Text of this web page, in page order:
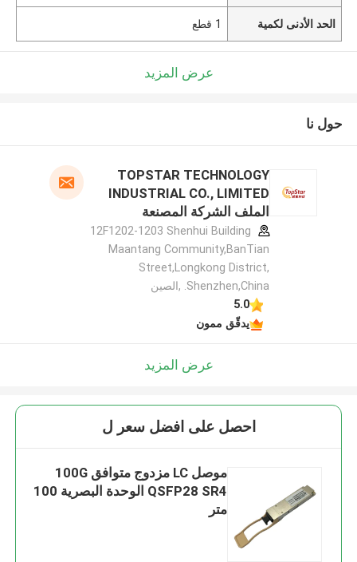
الحد الأدنى لكمية 1 قطع
عرض المزيد
حول نا
TOPSTAR TECHNOLOGY
INDUSTRIAL CO., LIMITED
الملف الشركة المصنعة
12F1202-1203 Shenhui Building
Maantang Community,BanTian
Street,Longkong District,
Shenzhen,China. ,الصين
5.0
يدقّق ممون
عرض المزيد
احصل على افضل سعر ل
موصل LC مزدوج متوافق 100G
QSFP28 SR4 الوحدة البصرية 100
متر